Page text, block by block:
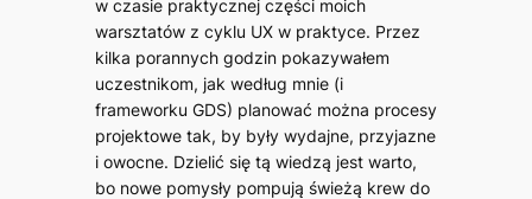
w czasie praktycznej części moich
warsztatów z cyklu UX w praktyce. Przez
kilka porannych godzin pokazywałem
uczestnikom, jak według mnie (i
frameworku GDS) planować można procesy
projektowe tak, by były wydajne, przyjazne
i owocne. Dzielić się tą wiedzą jest warto,
bo nowe pomysły pompują świeżą krew do